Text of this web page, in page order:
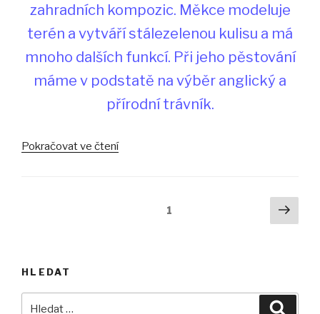
zahradních kompozic. Měkce modeluje
terén a vytváří stálezelenou kulisu a má
mnoho dalších funkcí. Při jeho pěstování
máme v podstatě na výběr anglický a
přírodní trávník.
Pokračovat ve čtení„Anglický
1
Další
HLEDAT